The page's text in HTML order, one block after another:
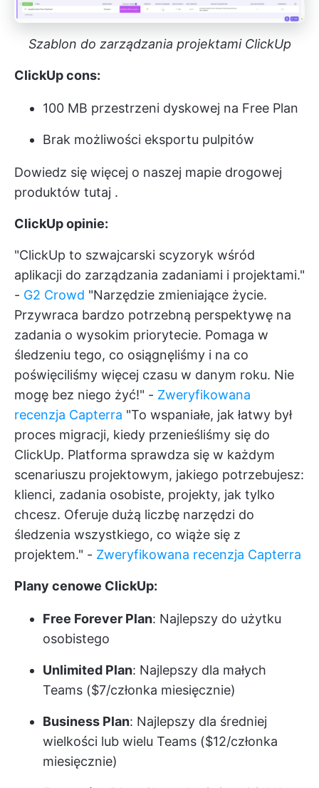
Szablon do zarządzania projektami ClickUp
ClickUp cons:
100 MB przestrzeni dyskowej na Free Plan
Brak możliwości eksportu pulpitów
Dowiedz się więcej o naszej mapie drogowej
produktów tutaj .
ClickUp opinie:
"ClickUp to szwajcarski scyzoryk wśród
aplikacji do zarządzania zadaniami i projektami."
- G2 Crowd "Narzędzie zmieniające życie.
Przywraca bardzo potrzebną perspektywę na
zadania o wysokim priorytecie. Pomaga w
śledzeniu tego, co osiągnęliśmy i na co
poświęciliśmy więcej czasu w danym roku. Nie
mogę bez niego żyć!" - Zweryfikowana
recenzja Capterra "To wspaniałe, jak łatwy był
proces migracji, kiedy przenieśliśmy się do
ClickUp. Platforma sprawdza się w każdym
scenariuszu projektowym, jakiego potrzebujesz:
klienci, zadania osobiste, projekty, jak tylko
chcesz. Oferuje dużą liczbę narzędzi do
śledzenia wszystkiego, co wiąże się z
projektem." - Zweryfikowana recenzja Capterra
Plany cenowe ClickUp:
Free Forever Plan: Najlepszy do użytku
osobistego
Unlimited Plan: Najlepszy dla małych
Teams ($7/członka miesięcznie)
Business Plan: Najlepszy dla średniej
wielkości lub wielu Teams ($12/członka
miesięcznie)